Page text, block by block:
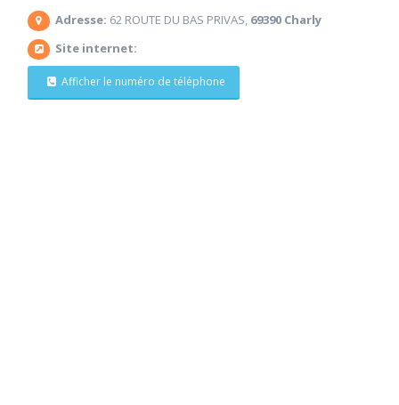
Adresse: 62 ROUTE DU BAS PRIVAS, 69390 Charly
Site internet:
Afficher le numéro de téléphone